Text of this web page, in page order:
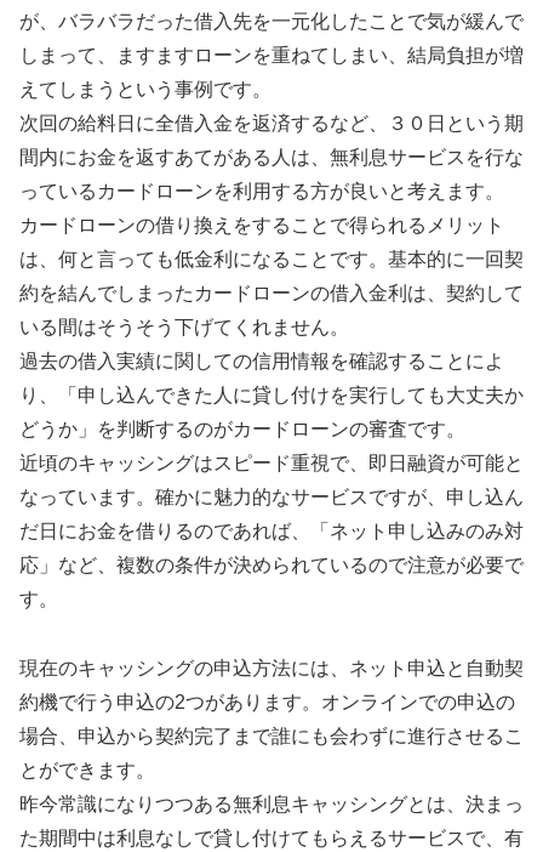
が、バラバラだった借入先を一元化したことで気が緩んで
しまって、ますますローンを重ねてしまい、結局負担が増
えてしまうという事例です。
次回の給料日に全借入金を返済するなど、３０日という期
間内にお金を返すあてがある人は、無利息サービスを行な
っているカードローンを利用する方が良いと考えます。
カードローンの借り換えをすることで得られるメリット
は、何と言っても低金利になることです。基本的に一回契
約を結んでしまったカードローンの借入金利は、契約して
いる間はそうそう下げてくれません。
過去の借入実績に関しての信用情報を確認することによ
り、「申し込んできた人に貸し付けを実行しても大丈夫か
どうか」を判断するのがカードローンの審査です。
近頃のキャッシングはスピード重視で、即日融資が可能と
なっています。確かに魅力的なサービスですが、申し込ん
だ日にお金を借りるのであれば、「ネット申し込みのみ対
応」など、複数の条件が決められているので注意が必要で
す。
現在のキャッシングの申込方法には、ネット申込と自動契
約機で行う申込の2つがあります。オンラインでの申込の
場合、申込から契約完了まで誰にも会わずに進行させるこ
とができます。
昨今常識になりつつある無利息キャッシングとは、決まっ
た期間中は利息なしで貸し付けてもらえるサービスで、有